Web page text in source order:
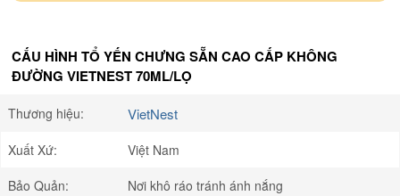
CẤU HÌNH TỔ YẾN CHƯNG SẴN CAO CẤP KHÔNG
ĐƯỜNG VIETNEST 70ML/LỌ
Thương hiệu: VietNest
Xuất Xứ:
Việt Nam
Bảo Quản:
Nơi khô ráo tránh ánh nắng